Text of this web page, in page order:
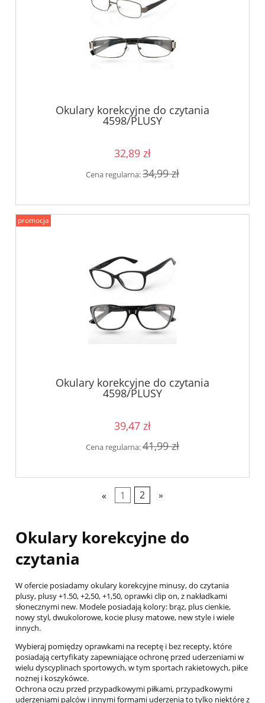
Okulary korekcyjne do czytania
4598/PLUSY
32,89 zł
Cena regularna:34,99 zł
Okulary korekcyjne do czytania
4598/PLUSY
39,47 zł
Cena regularna:41,99 zł
promocja
« 1 2 »
Okulary korekcyjne do
czytania
W ofercie posiadamy okulary korekcyjne minusy, do czytania
plusy, plusy +1.50, +2,50, +1,50, oprawki clip on, z nakładkami
słonecznymi new. Modele posiadają kolory: brąz, plus cienkie,
nowy styl, dwukolorowe, kocie plusy matowe, new style i wiele
innych.
Wybieraj pomiędzy oprawkami na receptę i bez recepty, które
posiadają certyfikaty zapewniające ochronę przed uderzeniami w
wielu dyscyplinach sportowych, w tym sportach rakietowych, piłce
nożnej i koszykówce.
Ochrona oczu przed przypadkowymi piłkami, przypadkowymi
uderzeniami palców i innymi formami uderzenia to tylko niektóre z